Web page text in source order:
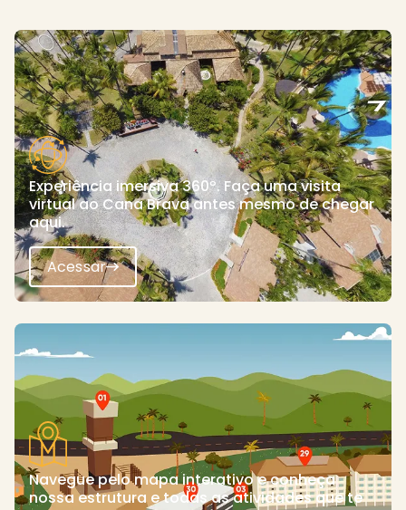
Experiência imersiva 360º. Faça uma visita
virtual ao Cana Brava antes mesmo de chegar
aqui.
Acessar
Navegue pelo mapa interativo e conheça
nossa estrutura e todas as atividades que te